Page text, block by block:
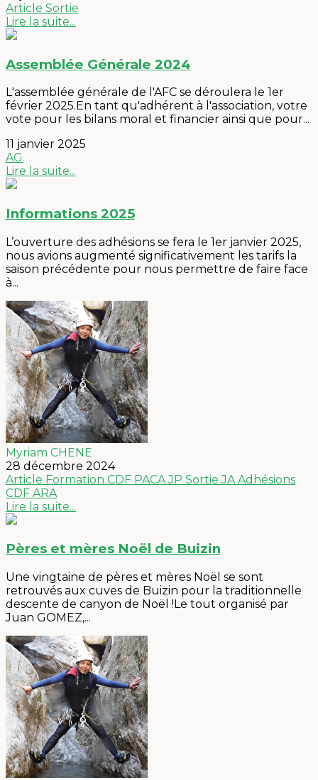
Article Sortie
Lire la suite...
Assemblée Générale 2024
L'assemblée générale de l'AFC se déroulera le 1er
février 2025.En tant qu'adhérent à l'association, votre
vote pour les bilans moral et financier ainsi que pour...
11 janvier 2025
AG
Lire la suite...
Informations 2025
L’ouverture des adhésions se fera le 1er janvier 2025,
nous avions augmenté significativement les tarifs la
saison précédente pour nous permettre de faire face
à...
Myriam CHENE
28 décembre 2024
Article Formation CDF PACAJP SortieJA Adhésions
CDF ARA
Lire la suite...
Pères et mères Noël de Buizin
Une vingtaine de pères et mères Noël se sont
retrouvés aux cuves de Buizin pour la traditionnelle
descente de canyon de Noël !Le tout organisé par
Juan GOMEZ,...